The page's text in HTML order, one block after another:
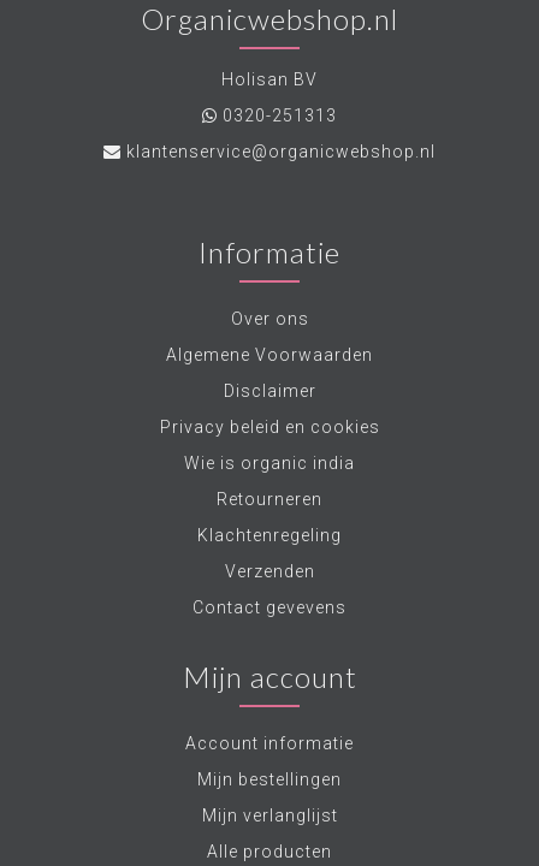
Organicwebshop.nl
Holisan BV
0320-251313
klantenservice@organicwebshop.nl
Informatie
Over ons
Algemene Voorwaarden
Disclaimer
Privacy beleid en cookies
Wie is organic india
Retourneren
Klachtenregeling
Verzenden
Contact gevevens
Mijn account
Account informatie
Mijn bestellingen
Mijn verlanglijst
Alle producten